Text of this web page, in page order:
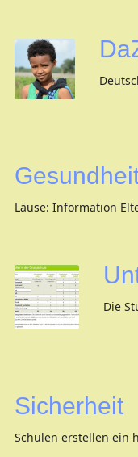
Läuse: Information
Die
Sicherheit
Schulen erstellen ein